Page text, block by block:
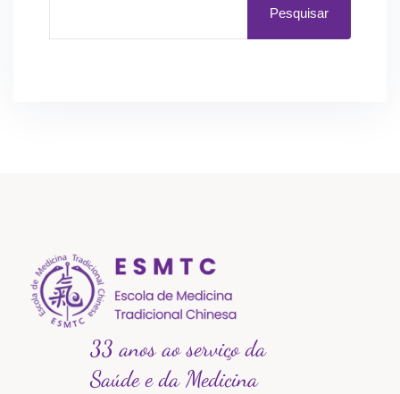
Pesquisar
33 anos ao serviço da
Saúde e da Medicina